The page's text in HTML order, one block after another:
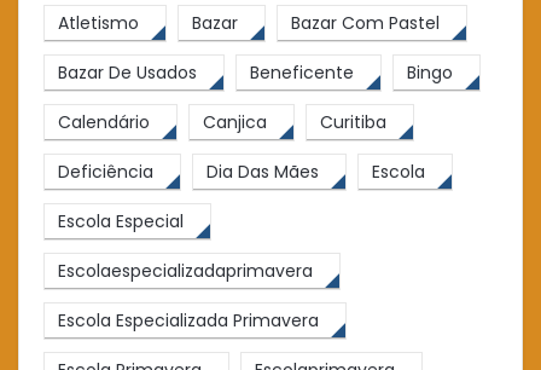
Atletismo Bazar Bazar Com Pastel
Bazar De Usados Beneficente Bingo
Calendário Canjica Curitiba
Deficiência Dia Das Mães Escola
Escola Especial
Escolaespecializadaprimavera
Escola Especializada Primavera